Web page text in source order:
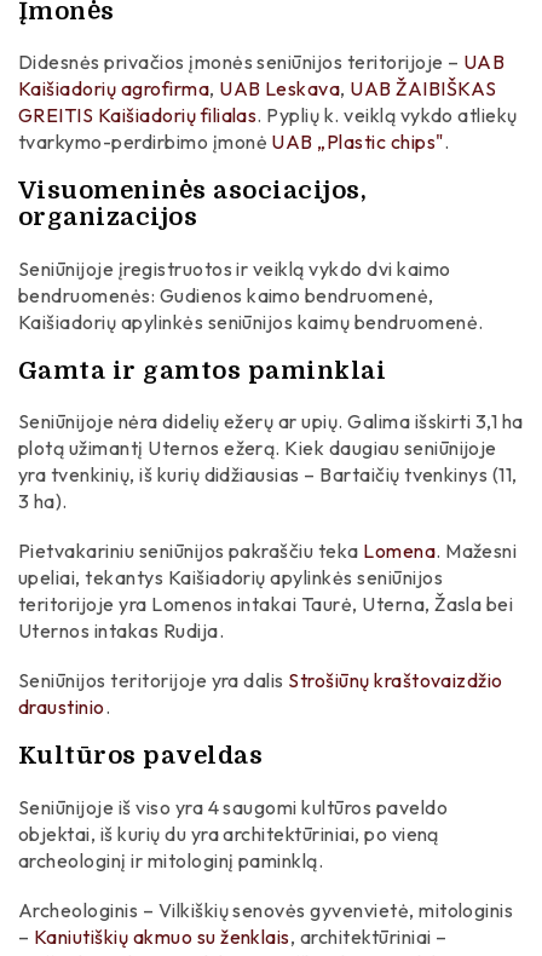
Įmonės
Didesnės privačios įmonės seniūnijos teritorijoje – UAB
Kaišiadorių agrofirma, UAB Leskava, UAB ŽAIBIŠKAS
GREITIS Kaišiadorių filialas. Pyplių k. veiklą vykdo atliekų
tvarkymo-perdirbimo įmonė UAB „Plastic chips".
Visuomeninės asociacijos,
organizacijos
Seniūnijoje įregistruotos ir veiklą vykdo dvi kaimo
bendruomenės: Gudienos kaimo bendruomenė,
Kaišiadorių apylinkės seniūnijos kaimų bendruomenė.
Gamta ir gamtos paminklai
Seniūnijoje nėra didelių ežerų ar upių. Galima išskirti 3,1 ha
plotą užimantį Uternos ežerą. Kiek daugiau seniūnijoje
yra tvenkinių, iš kurių didžiausias – Bartaičių tvenkinys (11,
3 ha).
Pietvakariniu seniūnijos pakraščiu teka Lomena. Mažesni
upeliai, tekantys Kaišiadorių apylinkės seniūnijos
teritorijoje yra Lomenos intakai Taurė, Uterna, Žasla bei
Uternos intakas Rudija.
Seniūnijos teritorijoje yra dalis Strošiūnų kraštovaizdžio
draustinio.
Kultūros paveldas
Seniūnijoje iš viso yra 4 saugomi kultūros paveldo
objektai, iš kurių du yra architektūriniai, po vieną
archeologinį ir mitologinį paminklą.
Archeologinis – Vilkiškių senovės gyvenvietė, mitologinis
– Kaniutiškių akmuo su ženklais, architektūriniai –